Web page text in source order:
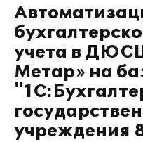
учета в
Метар» на
учреждения